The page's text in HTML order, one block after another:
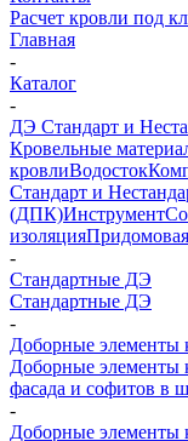
Расчет кровли под
Главная
-
Каталог
-
ДЭ Стандарт и
Кровельные
кровлиВодосток
Стандарт и
(ДПК)Инструмент
изоляция
-
Стандартные ДЭ
Стандартные ДЭ
-
Доборные элементы
Доборные элементы
фасада и софитов в
-
Доборные